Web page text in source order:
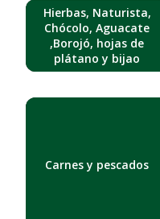
Hierbas, Naturista,
Chócolo, Aguacate
,Borojó, hojas de
plátano y bijao
Carnes y pescados